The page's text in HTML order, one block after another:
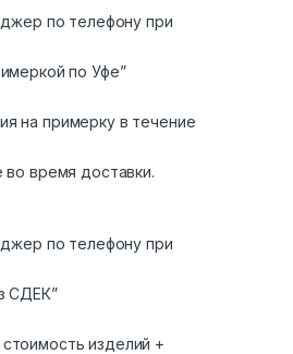
по телефону при
по Уфе”
на примерку в течение
во время доставки.
по телефону при
СДЕК”
изделий +